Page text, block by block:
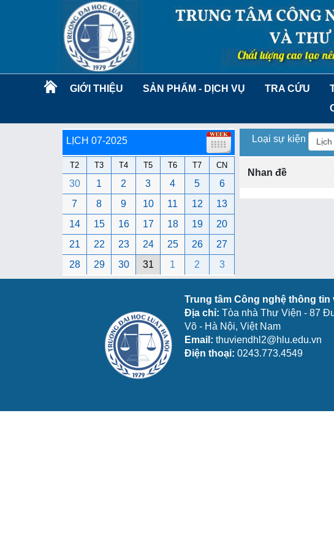
GIỚI THIỆU SẢN PHẨM - DỊCH VỤ TRA CỨU
LỊCH 07-2025
T2 T3 T4 T5 T6 T7 CN
30 1 2 3 4 5
6
7
8 9 10 11 12
13
14
15 16 17 18 19
20
21
22 23 24 25 26
27
28
29 30 31 1 2 3
Loại sự kiện
Nhan đề
Trung tâm Công nghệ thông
Địa chỉ: Tòa nhà Thư Viện - 87
Võ - Hà Nội, Việt Nam
Email: thuviendhl2@hlu.edu.vn
Điện thoại: 0243.773.4549